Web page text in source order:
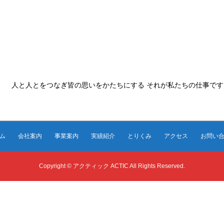
人と人とをつなぎ皆の思いをかたちにする それが私たちの仕事です
会社案内 事業案内 実績紹介 とりくみ アクセス お問い
Copyright © アクティック ACTIC All Rights Reserved.